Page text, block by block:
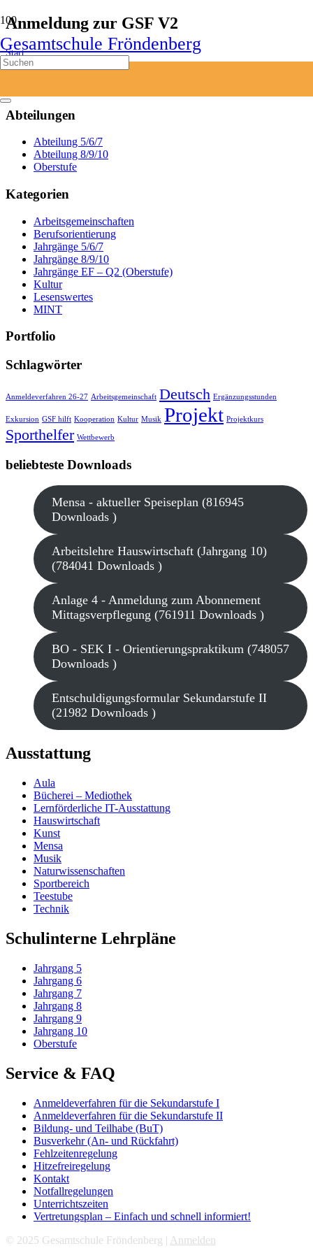
Gesamtschule Fröndenberg
Anmeldung zur GSF V2
Start
Anmeldung zur GSF V2
Abteilungen
Abteilung 5/6/7
Abteilung 8/9/10
Oberstufe
Kategorien
Arbeitsgemeinschaften
Berufsorientierung
Jahrgänge 5/6/7
Jahrgänge 8/9/10
Jahrgänge EF – Q2 (Oberstufe)
Kultur
Lesenswertes
MINT
Portfolio
Schlagwörter
Anmeldeverfahren 26-27 Arbeitsgemeinschaft Deutsch Ergänzungsstunden
Exkursion GSF hilft Kooperation Kultur Musik Projekt Projektkurs
Sporthelfer Wettbewerb
beliebteste Downloads
Mensa - aktueller Speiseplan (816945
Downloads )
Arbeitslehre Hauswirtschaft (Jahrgang 10)
(784041 Downloads )
Anlage 4 - Anmeldung zum Abonnement
Mittagsverpflegung (761911 Downloads )
BO - SEK I - Orientierungspraktikum (748057
Downloads )
Entschuldigungsformular Sekundarstufe II
(21982 Downloads )
Ausstattung
Aula
Bücherei – Mediothek
Lernförderliche IT-Ausstattung
Hauswirtschaft
Kunst
Mensa
Musik
Naturwissenschaften
Sportbereich
Teestube
Technik
Schulinterne Lehrpläne
Jahrgang 5
Jahrgang 6
Jahrgang 7
Jahrgang 8
Jahrgang 9
Jahrgang 10
Oberstufe
Service & FAQ
Anmeldeverfahren für die Sekundarstufe I
Anmeldeverfahren für die Sekundarstufe II
Bildung- und Teilhabe (BuT)
Busverkehr (An- und Rückfahrt)
Fehlzeitenregelung
Hitzefreiregelung
Kontakt
Notfallregelungen
Unterrichtszeiten
Vertretungsplan – Einfach und schnell informiert!
© 2025 Gesamtschule Fröndenberg | Anmelden